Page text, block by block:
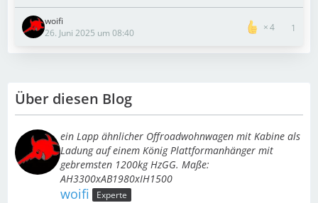
woifi
26. Juni 2025 um 08:40
4 1
Über diesen Blog
ein Lapp ähnlicher Offroadwohnwagen mit Kabine als
Ladung auf einem König Plattformanhänger mit
gebremsten 1200kg HzGG. Maße:
AH3300xAB1980xIH1500
woifi Experte